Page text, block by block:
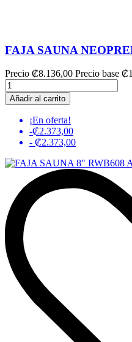
FAJA SAUNA
Precio ₡8.136,00 Precio base
Añadir al carrito
¡En oferta!
-₡2.373,00
- ₡2.373,00